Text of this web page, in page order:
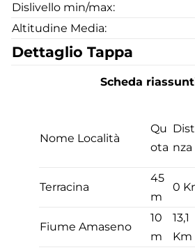
Dislivello min/max:
Altitudine Media:
Dettaglio Tappa
Scheda
Nome Località
Qu
ota nza
Terracina
45
m
0
Fiume Amaseno
10
m
13,1
Km